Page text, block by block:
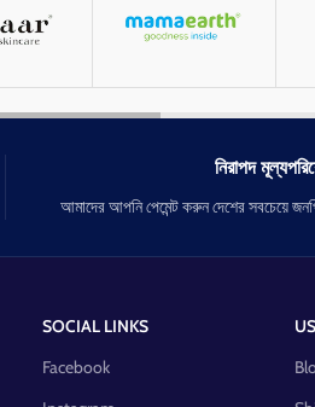
নিরাপদ
আমাদের আপনি পেমেন্ট করুন দেশের সবচেয়ে
SOCIAL LINKS
Facebook